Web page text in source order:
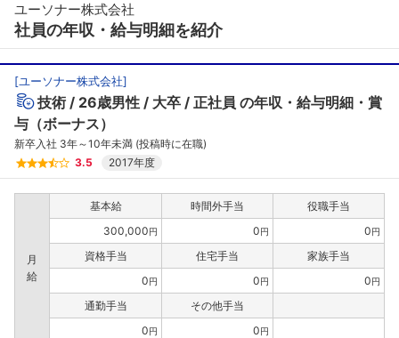
ユーソナー株式会社
社員の年収・給与明細を紹介
[ユーソナー株式会社]
技術 26歳男性 大卒 正社員 の年収・給与明細・賞
与（ボーナス）
新卒入社 3年～10年未満 (投稿時に在職)
3.5
2017年度
月
給
基本給 時間外手当
役職手当
300,000円 0円 0円
資格手当 住宅手当
家族手当
0円 0円 0円
通勤手当
その他手当
0円 0円